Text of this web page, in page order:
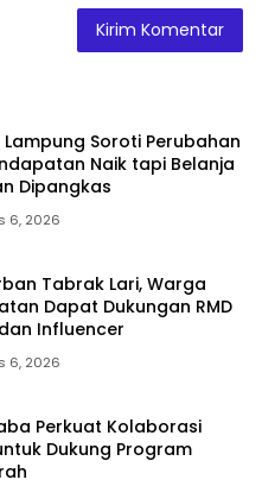
Lampung Soroti Perubahan
Naik tapi Belanja
Dipangkas
6, 2026
Tabrak Lari, Warga
Dapat Dukungan RMD
dan Influencer
6, 2026
Perkuat Kolaborasi
Dukung Program